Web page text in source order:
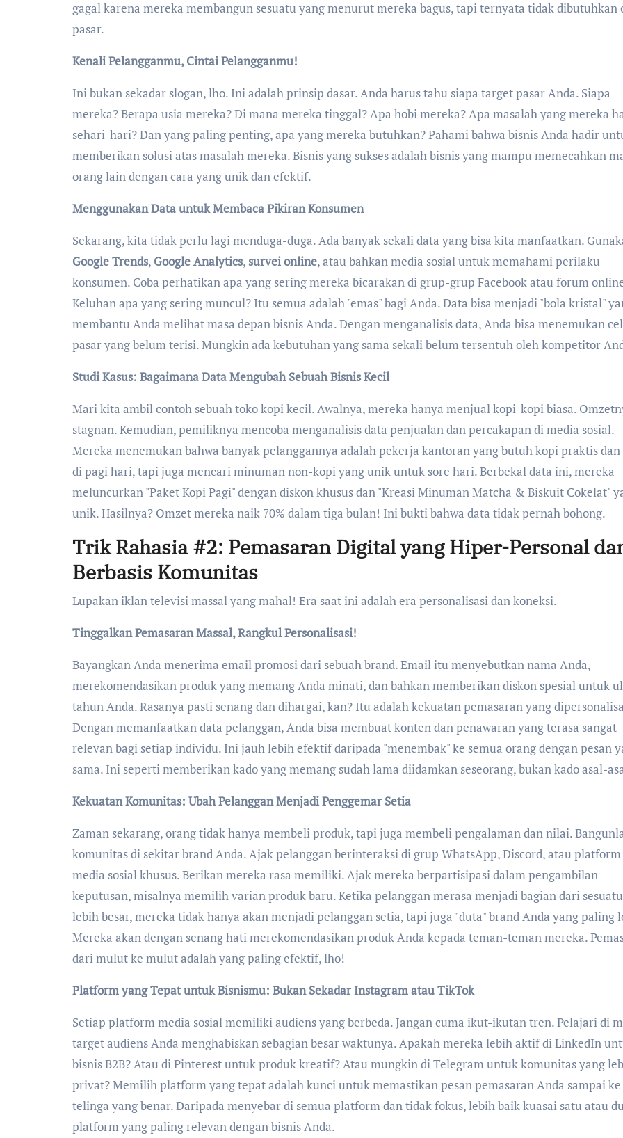
gagal karena mereka membangun sesuatu yang menurut mereka bagus, tapi ternyata tidak dibutuhkan
pasar.
Kenali Pelangganmu, Cintai Pelangganmu!
Ini bukan sekadar slogan, lho. Ini adalah prinsip dasar. Anda harus tahu siapa target pasar Anda. Siapa
mereka? Berapa usia mereka? Di mana mereka tinggal? Apa hobi mereka? Apa masalah yang mereka
sehari-hari? Dan yang paling penting, apa yang mereka butuhkan? Pahami bahwa bisnis Anda hadir
memberikan solusi atas masalah mereka. Bisnis yang sukses adalah bisnis yang mampu memecahkan
orang lain dengan cara yang unik dan efektif.
Menggunakan Data untuk Membaca Pikiran Konsumen
Sekarang, kita tidak perlu lagi menduga-duga. Ada banyak sekali data yang bisa kita manfaatkan.
Google Trends, Google Analytics, survei online, atau bahkan media sosial untuk memahami perilaku
konsumen. Coba perhatikan apa yang sering mereka bicarakan di grup-grup Facebook atau forum
Keluhan apa yang sering muncul? Itu semua adalah "emas" bagi Anda. Data bisa menjadi "bola kristal"
membantu Anda melihat masa depan bisnis Anda. Dengan menganalisis data, Anda bisa menemukan
pasar yang belum terisi. Mungkin ada kebutuhan yang sama sekali belum tersentuh oleh kompetitor
Studi Kasus: Bagaimana Data Mengubah Sebuah Bisnis Kecil
Mari kita ambil contoh sebuah toko kopi kecil. Awalnya, mereka hanya menjual kopi-kopi biasa.
stagnan. Kemudian, pemiliknya mencoba menganalisis data penjualan dan percakapan di media sosial.
Mereka menemukan bahwa banyak pelanggannya adalah pekerja kantoran yang butuh kopi praktis
di pagi hari, tapi juga mencari minuman non-kopi yang unik untuk sore hari. Berbekal data ini, mereka
meluncurkan "Paket Kopi Pagi" dengan diskon khusus dan "Kreasi Minuman Matcha & Biskuit Cokelat"
unik. Hasilnya? Omzet mereka naik 70% dalam tiga bulan! Ini bukti bahwa data tidak pernah bohong.
Trik Rahasia #2: Pemasaran Digital yang Hiper-Personal
Berbasis Komunitas
Lupakan iklan televisi massal yang mahal! Era saat ini adalah era personalisasi dan koneksi.
Tinggalkan Pemasaran Massal, Rangkul Personalisasi!
Bayangkan Anda menerima email promosi dari sebuah brand. Email itu menyebutkan nama Anda,
merekomendasikan produk yang memang Anda minati, dan bahkan memberikan diskon spesial untuk
tahun Anda. Rasanya pasti senang dan dihargai, kan? Itu adalah kekuatan pemasaran yang
Dengan memanfaatkan data pelanggan, Anda bisa membuat konten dan penawaran yang terasa sangat
relevan bagi setiap individu. Ini jauh lebih efektif daripada "menembak" ke semua orang dengan pesan
sama. Ini seperti memberikan kado yang memang sudah lama diidamkan seseorang, bukan kado asal-
Kekuatan Komunitas: Ubah Pelanggan Menjadi Penggemar Setia
Zaman sekarang, orang tidak hanya membeli produk, tapi juga membeli pengalaman dan nilai.
komunitas di sekitar brand Anda. Ajak pelanggan berinteraksi di grup WhatsApp, Discord, atau platform
media sosial khusus. Berikan mereka rasa memiliki. Ajak mereka berpartisipasi dalam pengambilan
keputusan, misalnya memilih varian produk baru. Ketika pelanggan merasa menjadi bagian dari
lebih besar, mereka tidak hanya akan menjadi pelanggan setia, tapi juga "duta" brand Anda yang paling
Mereka akan dengan senang hati merekomendasikan produk Anda kepada teman-teman mereka.
dari mulut ke mulut adalah yang paling efektif, lho!
Platform yang Tepat untuk Bisnismu: Bukan Sekadar Instagram atau TikTok
Setiap platform media sosial memiliki audiens yang berbeda. Jangan cuma ikut-ikutan tren. Pelajari di
target audiens Anda menghabiskan sebagian besar waktunya. Apakah mereka lebih aktif di LinkedIn
bisnis B2B? Atau di Pinterest untuk produk kreatif? Atau mungkin di Telegram untuk komunitas yang
privat? Memilih platform yang tepat adalah kunci untuk memastikan pesan pemasaran Anda sampai ke
telinga yang benar. Daripada menyebar di semua platform dan tidak fokus, lebih baik kuasai satu atau
platform yang paling relevan dengan bisnis Anda.